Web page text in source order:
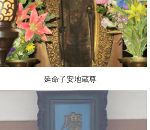
延命子安地蔵尊